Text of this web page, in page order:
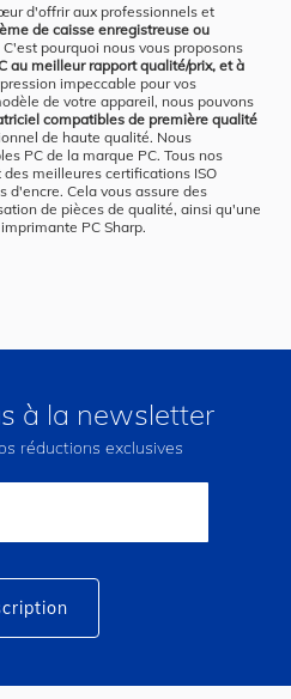
d'offrir aux professionnels et
de caisse enregistreuse ou
C'est pourquoi nous vous proposons
au meilleur rapport qualité/prix, et à
impeccable pour vos
de votre appareil, nous pouvons
compatibles de première qualité
de haute qualité. Nous
PC de la marque PC. Tous nos
meilleures certifications ISO
d'encre. Cela vous assure des
de pièces de qualité, ainsi qu'une
PC Sharp.
à la newsletter
réductions exclusives